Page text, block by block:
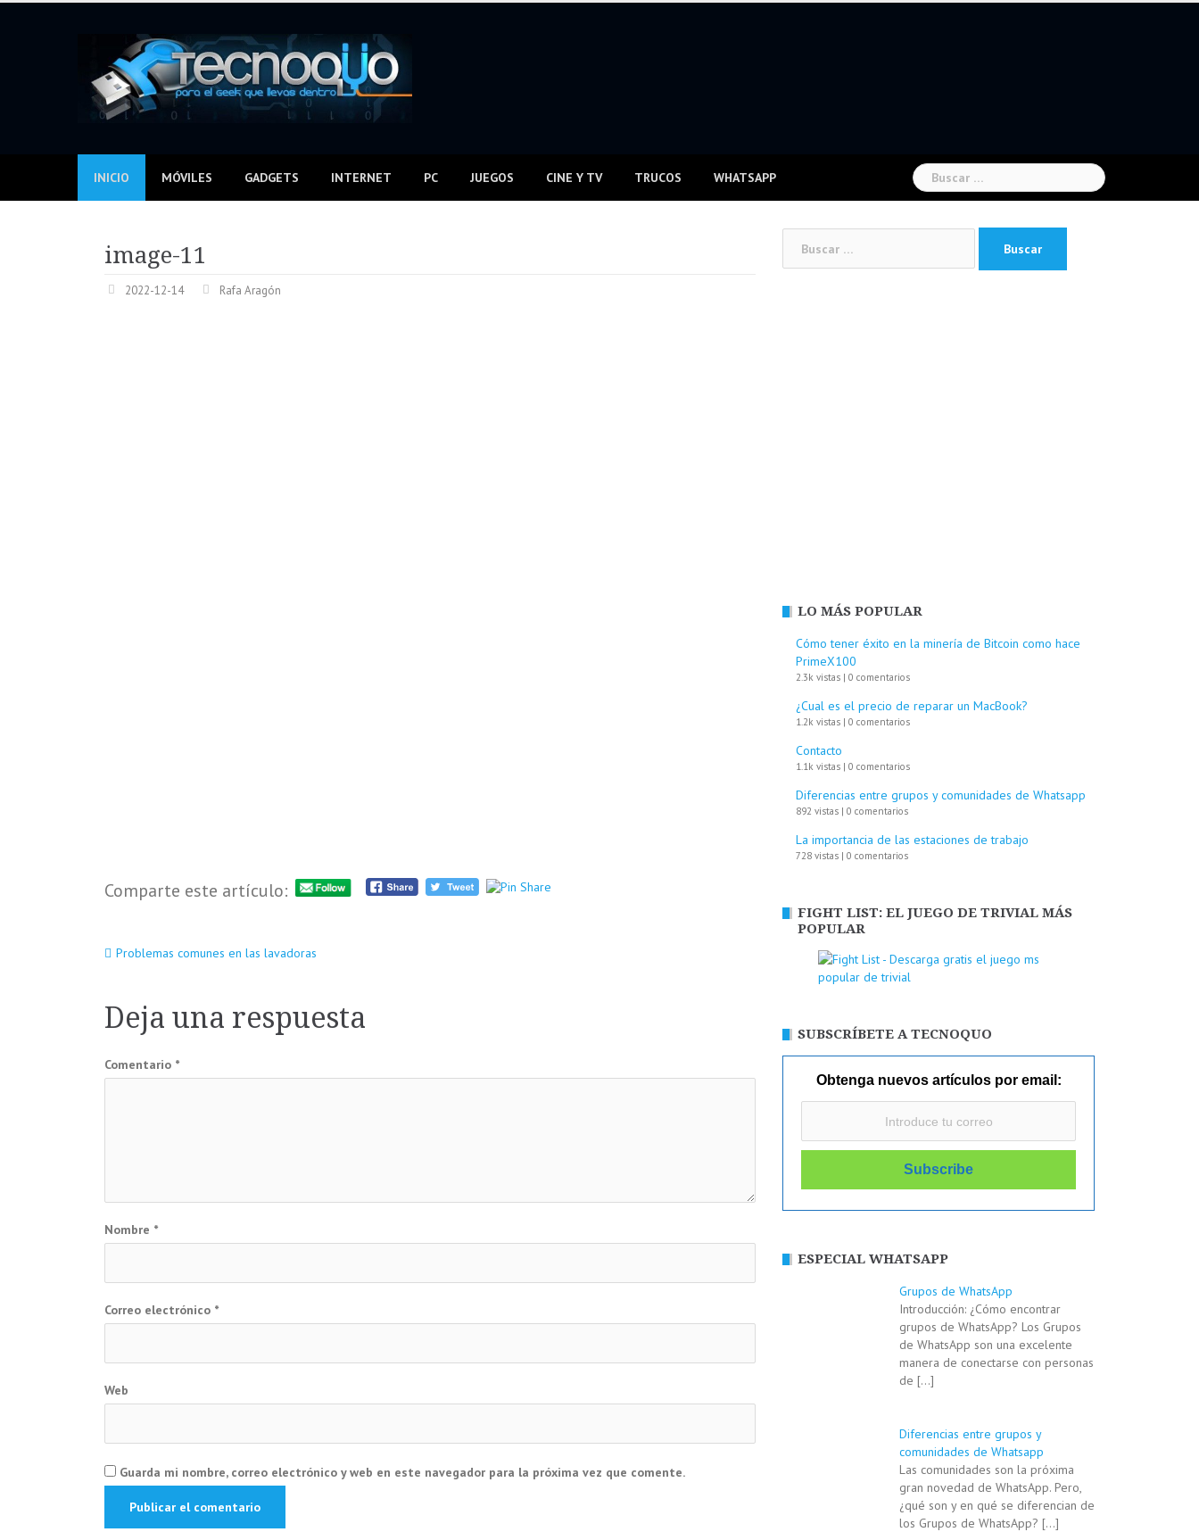
Skip
INICIO MÓVILES GADGETS INTERNET PC JUEGOS CINE Y TV TRUCOS WHATSAPP Buscar:
image-11
2022-12-14 Rafa Aragón
Comparte este artículo:
Navegación
de
entradas
Problemas comunes en las lavadoras
Deja una respuesta
Comentario *
Nombre *
Correo electrónico *
Web
Guarda mi nombre, correo electrónico y web en este navegador para la próxima vez que comente.
LO MÁS POPULAR
Cómo tener éxito en la minería de Bitcoin como hace
PrimeX100
2.3k vistas | 0 comentarios
¿Cual es el precio de reparar un MacBook?
1.2k vistas | 0 comentarios
Contacto
1.1k vistas | 0 comentarios
Diferencias entre grupos y comunidades de Whatsapp
892 vistas | 0 comentarios
La importancia de las estaciones de trabajo
728 vistas | 0 comentarios
FIGHT LIST: EL JUEGO DE TRIVIAL MÁS
POPULAR
SUBSCRÍBETE A TECNOQUO
Obtenga nuevos artículos por email:
ESPECIAL WHATSAPP
Grupos de WhatsApp
Introducción: ¿Cómo encontrar
grupos de WhatsApp? Los Grupos
de WhatsApp son una excelente
manera de conectarse con personas
de […]
Diferencias entre grupos y
comunidades de Whatsapp
Las comunidades son la próxima
gran novedad de WhatsApp. Pero,
¿qué son y en qué se diferencian de
los Grupos de WhatsApp? […]